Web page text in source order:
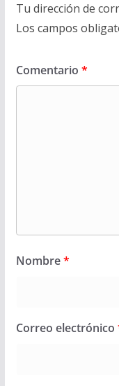
Tu dirección de
Los campos
Comentario *
Nombre*
Correo electrónico